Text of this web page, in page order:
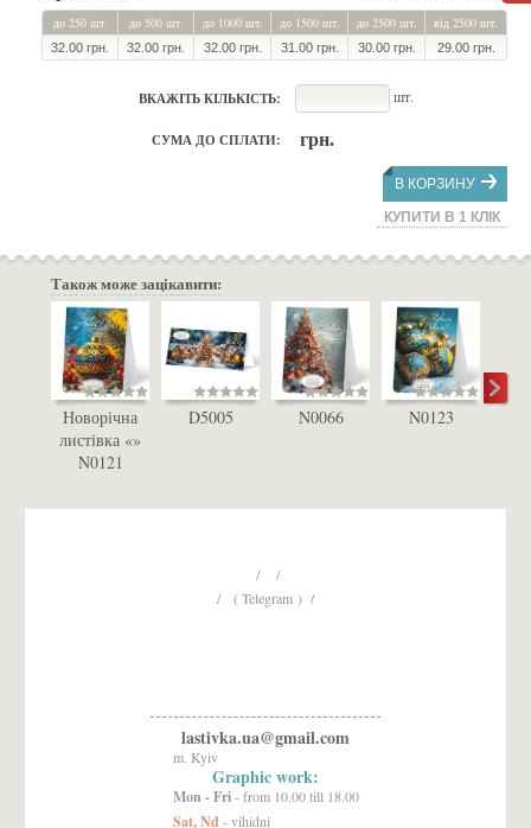
до 250 шт.
до 500 шт. до 1000 шт. до 1500 шт. до 2500 шт. від 2500 шт.
32.00 грн. 32.00 грн. 32.00 грн. 31.00 грн. 30.00 грн. 29.00 грн.
ВКАЖІТЬ КІЛЬКІСТЬ: шт.
СУМА ДО СПЛАТИ: грн.
В КОРЗИНУ
КУПИТИ В 1 КЛІК
Також може зацікавити:
Новорічна
листівка «»
N0121
D5005 N0066 N0123
/ /
/ ( Telegram ) /
lastivka.ua@gmail.com
m. Kyiv
Graphic work:
Mon - Fri- from 10.00 till 18.00
Sat, Nd - vihidni